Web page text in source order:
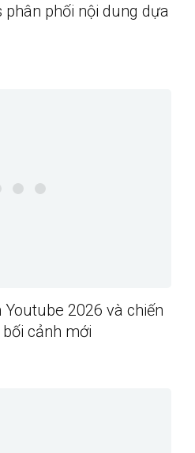
phối nội dung dựa
2026 và chiến
cảnh mới